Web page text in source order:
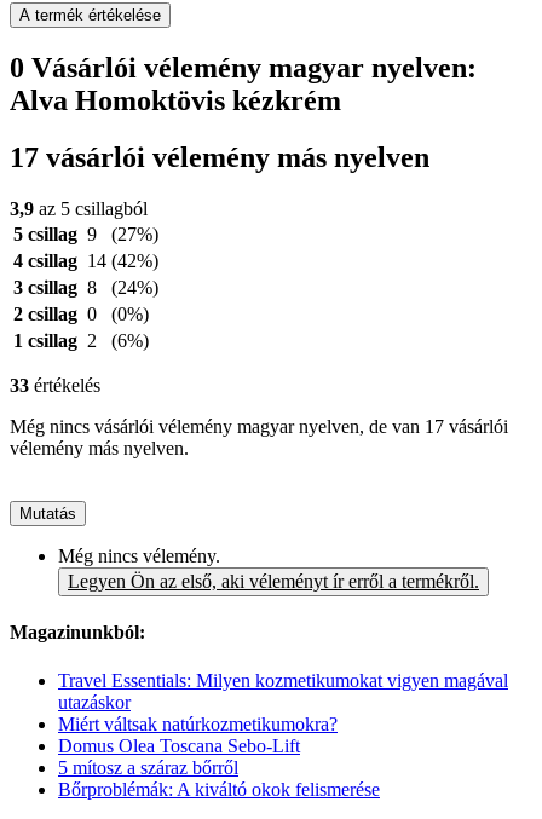
A termék értékelése
0 Vásárlói vélemény magyar nyelven:
Alva Homoktövis kézkrém
17 vásárlói vélemény más nyelven
3,9 az 5 csillagból
5 csillag 9
(27%)
4 csillag 14 (42%)
3 csillag 8
(24%)
2 csillag 0
(0%)
1 csillag 2 (6%)
33 értékelés
Még nincs vásárlói vélemény magyar nyelven, de van 17 vásárlói
vélemény más nyelven.
Mutatás
Még nincs vélemény.
Legyen Ön az első, aki véleményt ír erről a termékről.
Magazinunkból:
Travel Essentials: Milyen kozmetikumokat vigyen magával
utazáskor
Miért váltsak natúrkozmetikumokra?
Domus Olea Toscana Sebo-Lift
5 mítosz a száraz bőrről
Bőrproblémák: A kiváltó okok felismerése